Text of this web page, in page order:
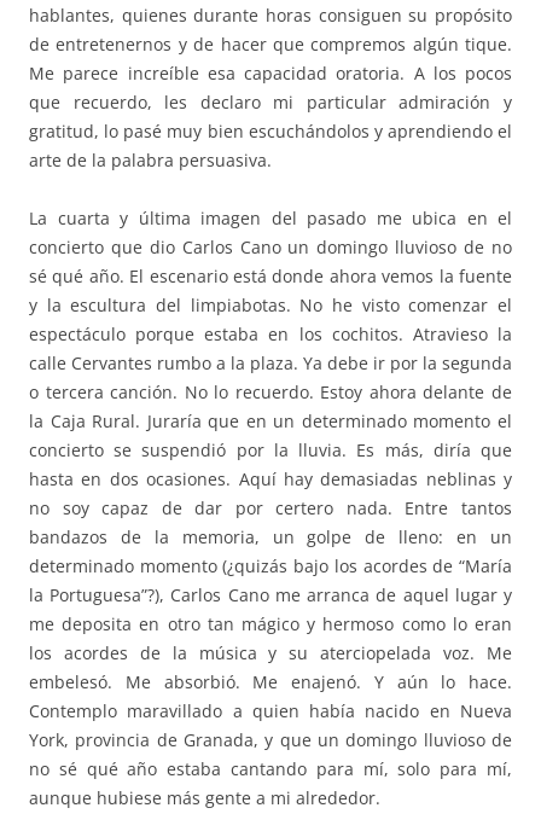
hablantes, quienes durante horas consiguen su propósito
de entretenernos y de hacer que compremos algún tique.
Me parece increíble esa capacidad oratoria. A los pocos
que recuerdo, les declaro mi particular admiración y
gratitud, lo pasé muy bien escuchándolos y aprendiendo el
arte de la palabra persuasiva.
La cuarta y última imagen del pasado me ubica en el
concierto que dio Carlos Cano un domingo lluvioso de no
sé qué año. El escenario está donde ahora vemos la fuente
y la escultura del limpiabotas. No he visto comenzar el
espectáculo porque estaba en los cochitos. Atravieso la
calle Cervantes rumbo a la plaza. Ya debe ir por la segunda
o tercera canción. No lo recuerdo. Estoy ahora delante de
la Caja Rural. Juraría que en un determinado momento el
concierto se suspendió por la lluvia. Es más, diría que
hasta en dos ocasiones. Aquí hay demasiadas neblinas y
no soy capaz de dar por certero nada. Entre tantos
bandazos de la memoria, un golpe de lleno: en un
determinado momento (¿quizás bajo los acordes de “María
la Portuguesa”?), Carlos Cano me arranca de aquel lugar y
me deposita en otro tan mágico y hermoso como lo eran
los acordes de la música y su aterciopelada voz. Me
embelesó. Me absorbió. Me enajenó. Y aún lo hace.
Contemplo maravillado a quien había nacido en Nueva
York, provincia de Granada, y que un domingo lluvioso de
no sé qué año estaba cantando para mí, solo para mí,
aunque hubiese más gente a mi alrededor.